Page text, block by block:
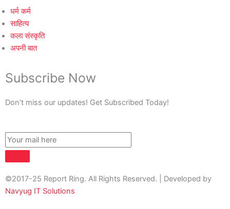
धर्म कर्म
साहित्य
कला संस्कृति
अपनी बात
Subscribe Now
Don’t miss our updates! Get Subscribed Today!
©2017-25 Report Ring. All Rights Reserved. | Developed by
Navyug IT Solutions